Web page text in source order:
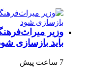
وزیر
باید بازسازی
7 ساعت پیش